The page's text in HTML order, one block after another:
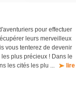
pour effectuer
leurs merveilleux
vous tenterez de devenir
plus précieux ! Dans le
les cités les plu ...
lire